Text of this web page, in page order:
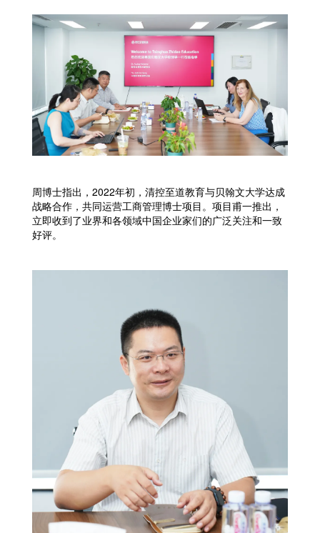
周博士指出，2022年初，清控至道教育与贝翰文大学达成
战略合作，共同运营工商管理博士项目。项目甫一推出，
立即收到了业界和各领域中国企业家们的广泛关注和一致
好评。